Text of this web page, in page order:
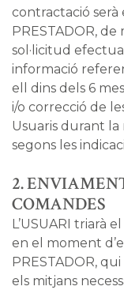
contractació serà
PRESTADOR,
sol·licitud
informació
ell dins dels 6
i/o correcció de
Usuaris durant la
segons les
2.
COMANDES
L’USUARI triarà
en el moment
PRESTADOR,
els mitjans